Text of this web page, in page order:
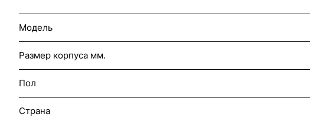
Модель
Размер корпуса мм.
Пол
Страна